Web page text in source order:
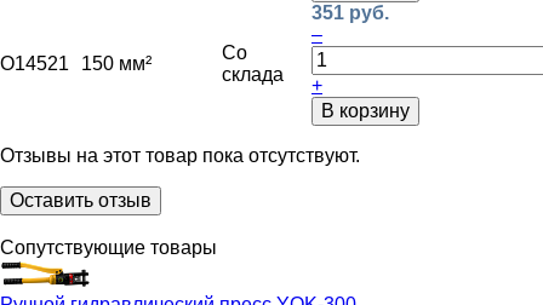
O14521 150 мм²
Со
склада
351 руб.
–
+
В корзину
Отзывы на этот товар пока отсутствуют.
Оставить отзыв
Сопутствующие товары